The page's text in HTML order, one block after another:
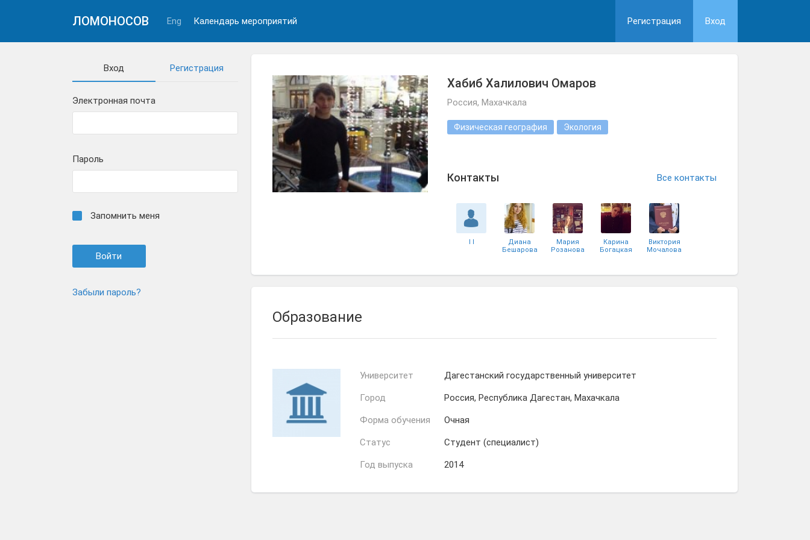
ЛОМОНОСОВ Eng Календарь мероприятий Регистрация Вход
Вход Регистрация
Электронная почта
Пароль
Запомнить меня
Забыли пароль?
Хабиб Халилович Омаров
Россия, Махачкала
Физическая география Экология
Контакты Все контакты
I I
Диана
Бешарова
Мария
Розанова
Карина
Богацкая
Виктория
Мочалова
Образование
Университет Дагестанский государственный университет
Город Россия, Республика Дагестан, Махачкала
Форма обучения Очная
Статус Студент (специалист)
Год выпуска 2014